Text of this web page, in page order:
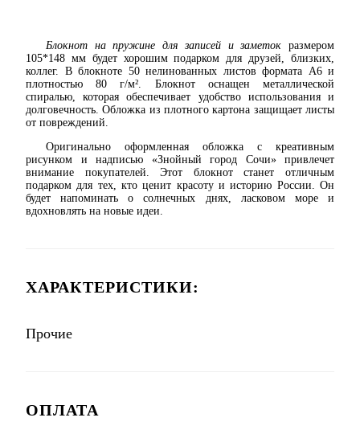
Блокнот на пружине для записей и заметок размером
105*148 мм будет хорошим подарком для друзей, близких,
коллег. В блокноте 50 нелинованных листов формата А6 и
плотностью 80 г/м². Блокнот оснащен металлической
спиралью, которая обеспечивает удобство использования и
долговечность. Обложка из плотного картона защищает листы
от повреждений.
Оригинально оформленная обложка с креативным
рисунком и надписью «Знойный город Сочи» привлечет
внимание покупателей. Этот блокнот станет отличным
подарком для тех, кто ценит красоту и историю России. Он
будет напоминать о солнечных днях, ласковом море и
вдохновлять на новые идеи.
ХАРАКТЕРИСТИКИ:
Прочие
ОПЛАТА